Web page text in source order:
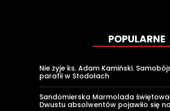
POPULARNE
Nie żyje ks. Adam Kamiński.
parafii w Stodołach
Sandomierska Marmolada
Dwustu absolwentów pojawiło się